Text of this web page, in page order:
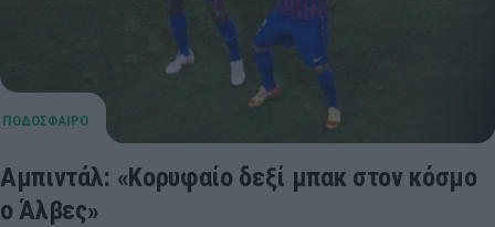
Αμπιντάλ: «Κορυφαίο δεξί μπακ στον κόσμο
ο Άλβες»